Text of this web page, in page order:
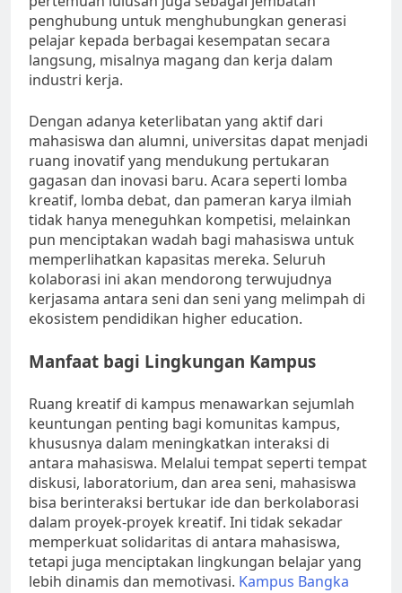
penghubung untuk menghubungkan generasi
pelajar kepada berbagai kesempatan secara
langsung, misalnya magang dan kerja dalam
industri kerja.
Dengan adanya keterlibatan yang aktif dari
mahasiswa dan alumni, universitas dapat menjadi
ruang inovatif yang mendukung pertukaran
gagasan dan inovasi baru. Acara seperti lomba
kreatif, lomba debat, dan pameran karya ilmiah
tidak hanya meneguhkan kompetisi, melainkan
pun menciptakan wadah bagi mahasiswa untuk
memperlihatkan kapasitas mereka. Seluruh
kolaborasi ini akan mendorong terwujudnya
kerjasama antara seni dan seni yang melimpah di
ekosistem pendidikan higher education.
Manfaat bagi Lingkungan Kampus
Ruang kreatif di kampus menawarkan sejumlah
keuntungan penting bagi komunitas kampus,
khususnya dalam meningkatkan interaksi di
antara mahasiswa. Melalui tempat seperti tempat
diskusi, laboratorium, dan area seni, mahasiswa
bisa berinteraksi bertukar ide dan berkolaborasi
dalam proyek-proyek kreatif. Ini tidak sekadar
memperkuat solidaritas di antara mahasiswa,
tetapi juga menciptakan lingkungan belajar yang
lebih dinamis dan memotivasi. Kampus Bangka